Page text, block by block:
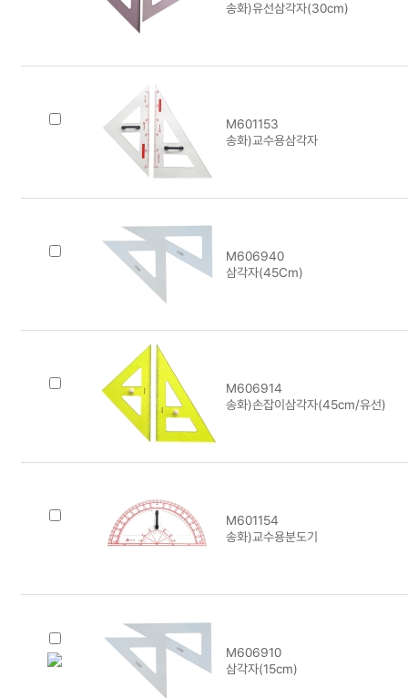
송화)유선삼각자(30cm)
M601153
송화)교수용삼각자
M606940
삼각자(45Cm)
M606914
송화)손잡이삼각자(45cm/유선)
M601154
송화)교수용분도기
M606910
삼각자(15cm)